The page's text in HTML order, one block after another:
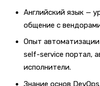
Английский язык —
общение с
Опыт
self-service портал,
исполнители.
Знание основ